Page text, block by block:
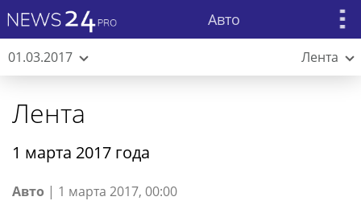
Авто
01.03.2017 Лента
Лента
1 марта 2017 года
Авто | 1 марта 2017, 00:00